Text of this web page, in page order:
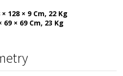
× 128 × 9 Cm, 22 Kg
69 × 69 Cm, 23 Kg